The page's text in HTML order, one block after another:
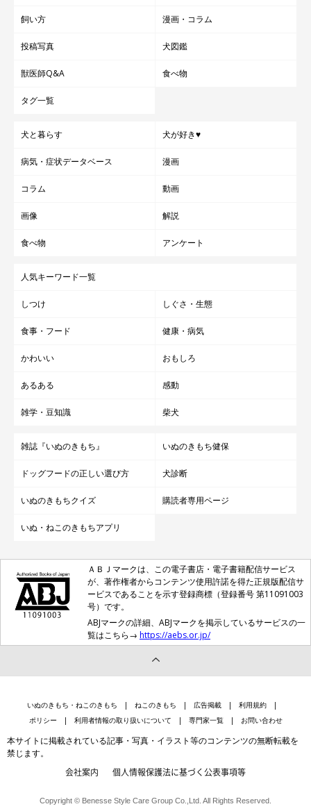
飼い方 漫画・コラム
投稿写真 犬図鑑
獣医師Q&A 食べ物
タグ一覧
犬と暮らす 犬が好き♥
病気・症状データベース 漫画
コラム 動画
画像 解説
食べ物 アンケート
人気キーワード一覧
しつけ しぐさ・生態
食事・フード 健康・病気
かわいい おもしろ
あるある 感動
雑学・豆知識 柴犬
雑誌『いぬのきもち』 いぬのきもち健保
ドッグフードの正しい選び方 犬診断
いぬのきもちクイズ 購読者専用ページ
いぬ・ねこのきもちアプリ
ＡＢＪマークは、この電子書店・電子書籍配信サービス
が、著作権者からコンテンツ使用許諾を得た正規版配信サ
ービスであることを示す登録商標（登録番号 第11091003
号）です。
ABJマークの詳細、ABJマークを掲示しているサービスの一
覧はこちら→ https://aebs.or.jp/
いぬのきもち・ねこのきもち ねこのきもち 広告掲載
利用規約
ポリシー
利用者情報の取り扱いについて 専門家一覧 お問い合わせ
本サイトに掲載されている記事・写真・イラスト等のコンテンツの無断転載を
禁じます。
会社案内 個人情報保護法に基づく公表事項等
Copyright © Benesse Style Care Group Co.,Ltd. All Rights Reserved.